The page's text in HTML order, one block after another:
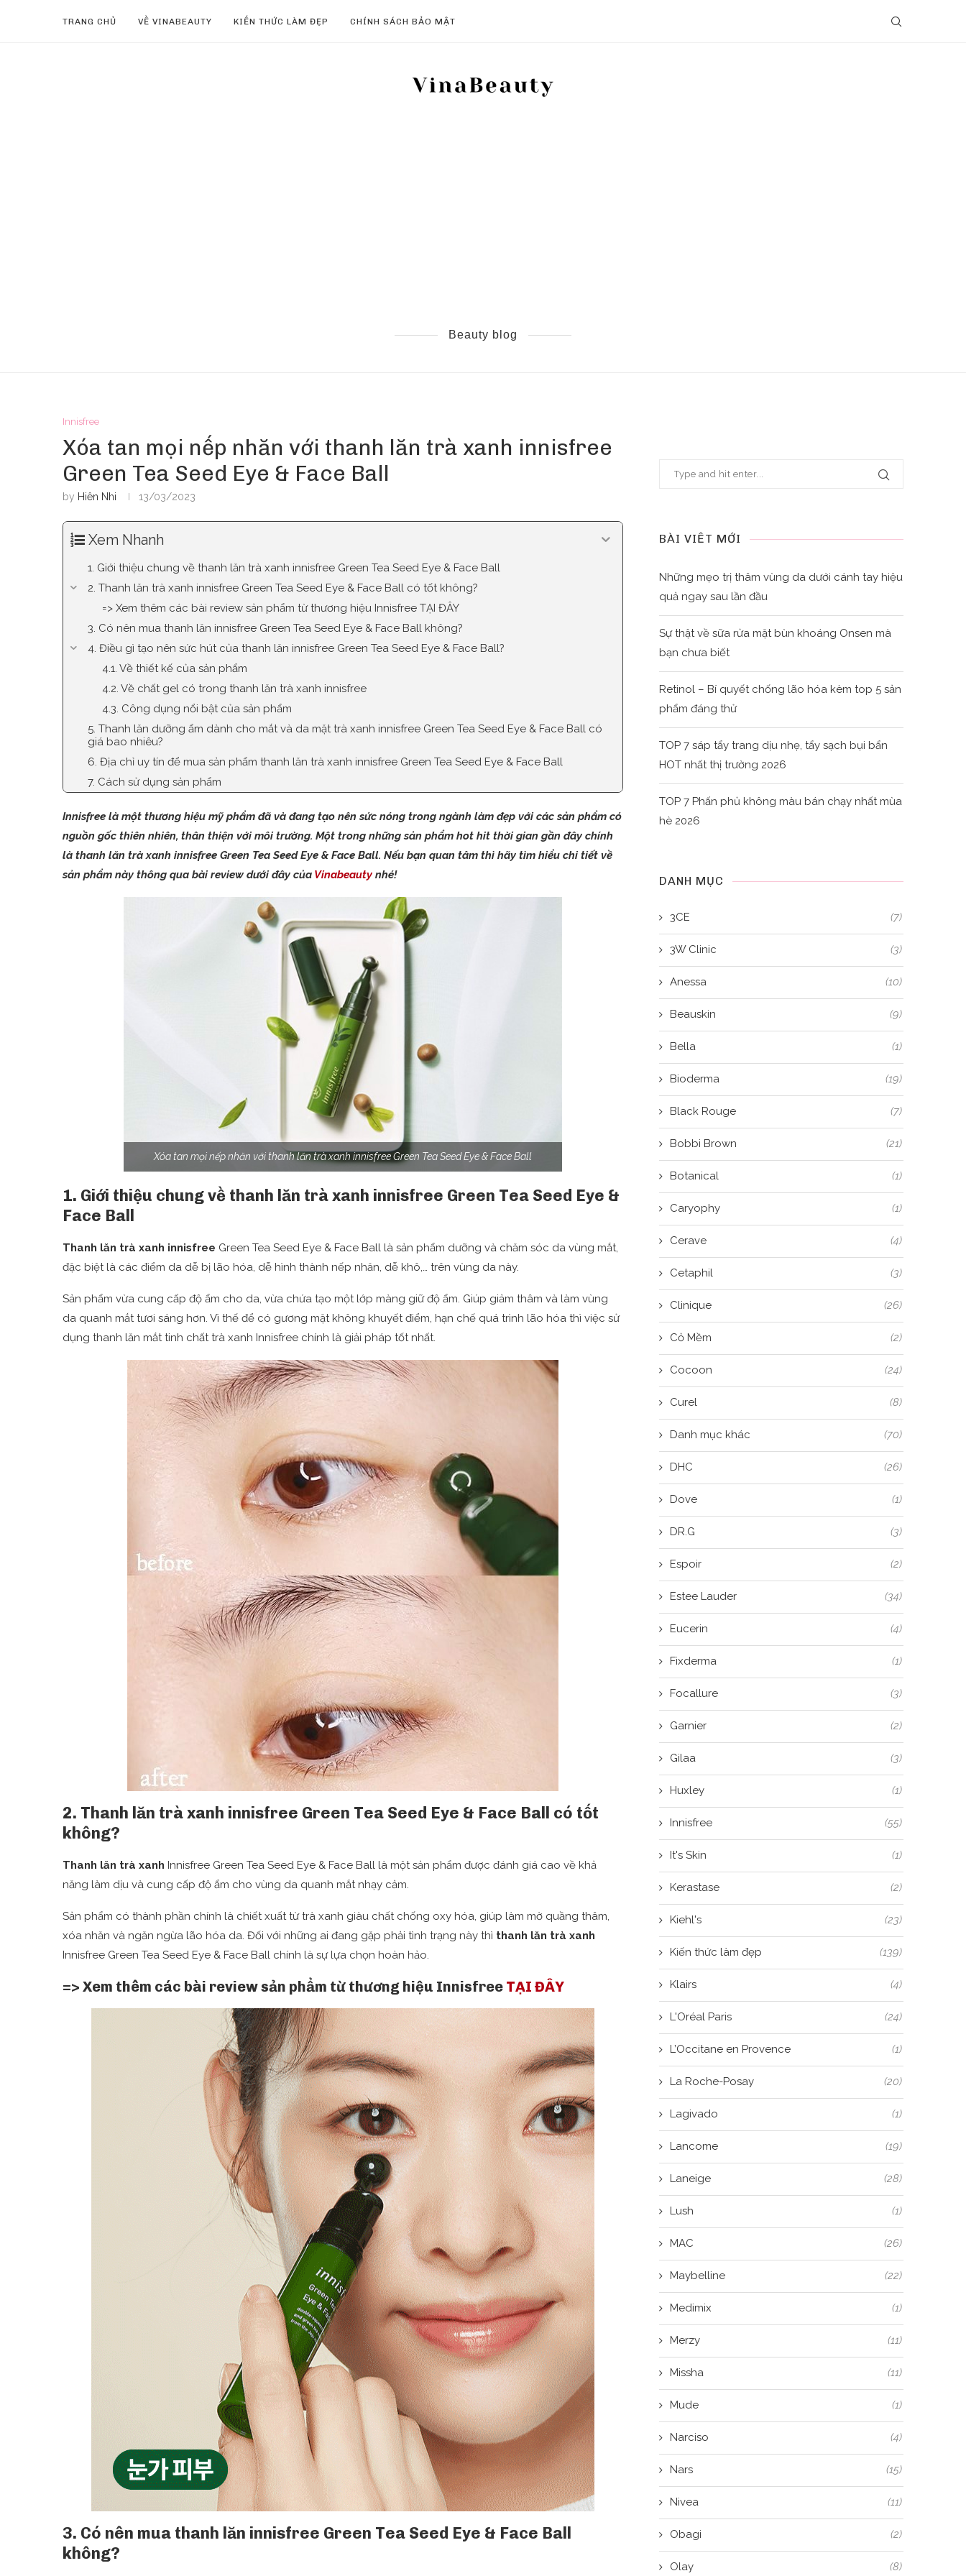
TRANG CHỦ VỀ VINABEAUTY KIẾN THỨC LÀM ĐẸP CHÍNH SÁCH BẢO MẬT
Beauty blog
Innisfree
Xóa tan mọi nếp nhăn với thanh lăn trà xanh innisfree
Green Tea Seed Eye & Face Ball
by Hiên Nhi 13/03/2023
Xem Nhanh
1. Giới thiệu chung về thanh lăn trà xanh innisfree Green Tea Seed Eye & Face Ball
2. Thanh lăn trà xanh innisfree Green Tea Seed Eye & Face Ball có tốt không?
=> Xem thêm các bài review sản phẩm từ thương hiệu Innisfree TẠI ĐÂY
3. Có nên mua thanh lăn innisfree Green Tea Seed Eye & Face Ball không?
4. Điều gì tạo nên sức hút của thanh lăn innisfree Green Tea Seed Eye & Face Ball?
4.1. Về thiết kế của sản phẩm
4.2. Về chất gel có trong thanh lăn trà xanh innisfree
4.3. Công dụng nổi bật của sản phẩm
5. Thanh lăn dưỡng ẩm dành cho mắt và da mặt trà xanh innisfree Green Tea Seed Eye & Face Ball có
giá bao nhiêu?
6. Địa chỉ uy tín để mua sản phẩm thanh lăn trà xanh innisfree Green Tea Seed Eye & Face Ball
7. Cách sử dụng sản phẩm
Innisfree là một thương hiệu mỹ phẩm đã và đang tạo nên sức nóng trong ngành làm đẹp với các sản phẩm có
nguồn gốc thiên nhiên, thân thiện với môi trường. Một trong những sản phẩm hot hit thời gian gần đây chính
là thanh lăn trà xanh innisfree Green Tea Seed Eye & Face Ball. Nếu bạn quan tâm thì hãy tìm hiểu chi tiết về
sản phẩm này thông qua bài review dưới đây của Vinabeauty nhé!
Xóa tan mọi nếp nhăn với thanh lăn trà xanh innisfree Green Tea Seed Eye & Face Ball
1. Giới thiệu chung về thanh lăn trà xanh innisfree Green Tea Seed Eye &
Face Ball
Thanh lăn trà xanh innisfree Green Tea Seed Eye & Face Ball là sản phẩm dưỡng và chăm sóc da vùng mắt,
đặc biệt là các điểm da dễ bị lão hóa, dễ hình thành nếp nhăn, dễ khô,… trên vùng da này.
Sản phẩm vừa cung cấp độ ẩm cho da, vừa chứa tạo một lớp màng giữ độ ẩm. Giúp giảm thâm và làm vùng
da quanh mắt tươi sáng hơn. Vì thế để có gương mặt không khuyết điểm, hạn chế quá trình lão hóa thì việc sử
dụng thanh lăn mắt tinh chất trà xanh Innisfree chính là giải pháp tốt nhất.
2. Thanh lăn trà xanh innisfree Green Tea Seed Eye & Face Ball có tốt
không?
Thanh lăn trà xanh Innisfree Green Tea Seed Eye & Face Ball là một sản phẩm được đánh giá cao về khả
năng làm dịu và cung cấp độ ẩm cho vùng da quanh mắt nhạy cảm.
Sản phẩm có thành phần chính là chiết xuất từ trà xanh giàu chất chống oxy hóa, giúp làm mờ quầng thâm,
xóa nhăn và ngăn ngừa lão hóa da. Đối với những ai đang gặp phải tình trạng này thì thanh lăn trà xanh
Innisfree Green Tea Seed Eye & Face Ball chính là sự lựa chọn hoàn hảo.
=> Xem thêm các bài review sản phẩm từ thương hiệu Innisfree TẠI ĐÂY
3. Có nên mua thanh lăn innisfree Green Tea Seed Eye & Face Ball
không?
BÀI VIẾT MỚI
Những mẹo trị thâm vùng da dưới cánh tay hiệu
quả ngay sau lần đầu
Sự thật về sữa rửa mặt bùn khoáng Onsen mà
bạn chưa biết
Retinol – Bí quyết chống lão hóa kèm top 5 sản
phẩm đáng thử
TOP 7 sáp tẩy trang dịu nhẹ, tẩy sạch bụi bẩn
HOT nhất thị trường 2026
TOP 7 Phấn phủ không màu bán chạy nhất mùa
hè 2026
DANH MỤC
3CE (7)
3W Clinic (3)
Anessa (10)
Beauskin (9)
Bella (1)
Bioderma (19)
Black Rouge (7)
Bobbi Brown (21)
Botanical (1)
Caryophy (1)
Cerave (4)
Cetaphil (3)
Clinique (26)
Cỏ Mềm (2)
Cocoon (24)
Curel (8)
Danh mục khác (70)
DHC (26)
Dove (1)
DR.G (3)
Espoir (2)
Estee Lauder (34)
Eucerin (4)
Fixderma (1)
Focallure (3)
Garnier (2)
Gilaa (3)
Huxley (1)
Innisfree (55)
It's Skin (1)
Kerastase (2)
Kiehl's (23)
Kiến thức làm đẹp (139)
Klairs (4)
L'Oréal Paris (24)
L’Occitane en Provence (1)
La Roche-Posay (20)
Lagivado (1)
Lancome (19)
Laneige (28)
Lush (1)
MAC (26)
Maybelline (22)
Medimix (1)
Merzy (11)
Missha (11)
Mude (1)
Narciso (4)
Nars (15)
Nivea (11)
Obagi (2)
Olay (8)